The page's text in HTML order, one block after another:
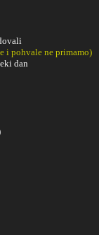
i pohvale ne primamo)
dan